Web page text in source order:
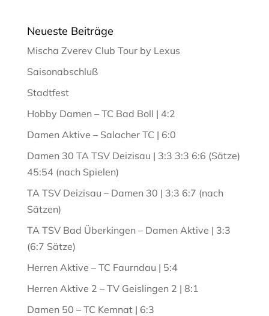
Neueste Beiträge
Mischa Zverev Club Tour by Lexus
Saisonabschluß
Stadtfest
Hobby Damen – TC Bad Boll | 4:2
Damen Aktive – Salacher TC | 6:0
Damen 30 TA TSV Deizisau | 3:3 3:3 6:6 (Sätze)
45:54 (nach Spielen)
TA TSV Deizisau – Damen 30 | 3:3 6:7 (nach
Sätzen)
TA TSV Bad Überkingen – Damen Aktive | 3:3
(6:7 Sätze)
Herren Aktive – TC Faurndau | 5:4
Herren Aktive 2 – TV Geislingen 2 | 8:1
Damen 50 – TC Kemnat | 6:3